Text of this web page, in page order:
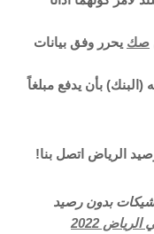
صك يحرر وفق بيانات
بأن يدفع مبلغاً
الرياض اتصل بنا!
شيكات بدون رصيد
2022